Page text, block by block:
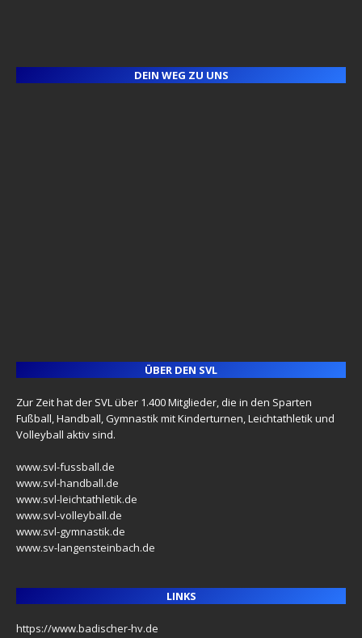
DEIN WEG ZU UNS
ÜBER DEN SVL
Zur Zeit hat der SVL über 1.400 Mitglieder, die in den Sparten
Fußball, Handball, Gymnastik mit Kinderturnen, Leichtathletik und
Volleyball aktiv sind.
www.svl-fussball.de
www.svl-handball.de
www.svl-leichtathletik.de
www.svl-volleyball.de
www.svl-gymnastik.de
www.sv-langensteinbach.de
LINKS
https://www.badischer-hv.de